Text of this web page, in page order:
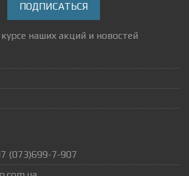
ПОДПИСАТЬСЯ
наших акций и новостей
(073)699-7-907